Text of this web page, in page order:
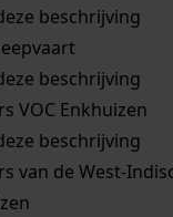
beschrijving
beschrijving
VOC Enkhuizen
beschrijving
van de West-